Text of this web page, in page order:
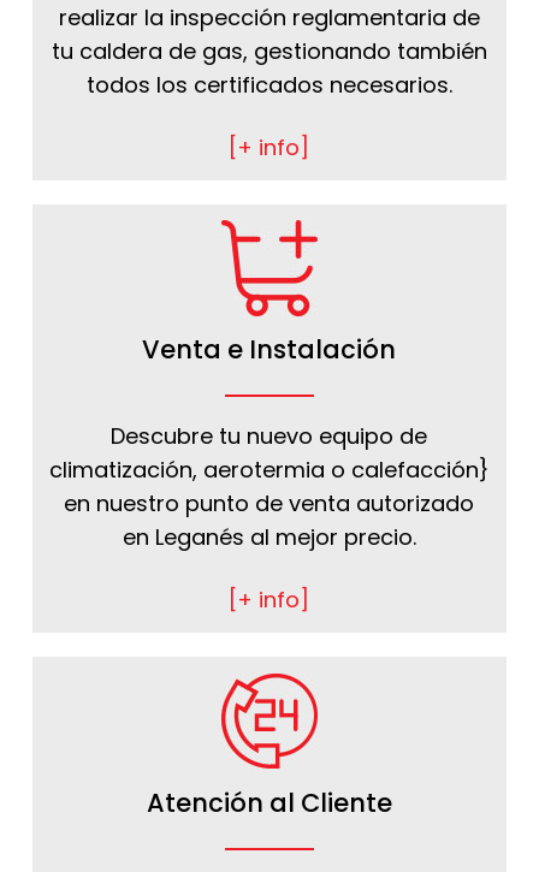
realizar la inspección reglamentaria de
tu caldera de gas, gestionando también
todos los certificados necesarios.
[+ info]
Venta e Instalación
Descubre tu nuevo equipo de
climatización, aerotermia o calefacción}
en nuestro punto de venta autorizado
en Leganés al mejor precio.
[+ info]
Atención al Cliente